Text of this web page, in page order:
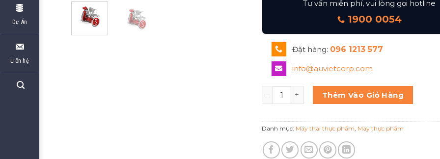
Dự Án
Liên hệ
Tư vấn miễn phí, vui lòng gọi hotline
1900 0054
Đặt hàng: 096 1213 577
info@auvietcorp.com
Máy cắt thực phẩm Anniversario 300 Sirman số
Thêm Vào Giỏ Hàng
Danh mục: Máy thái thực phẩm Máy thực phẩm